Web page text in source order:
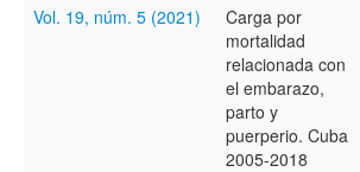
Vol. 19, núm. 5 (2021)
Carga por
mortalidad
relacionada con
el embarazo,
parto y
puerperio. Cuba
2005-2018